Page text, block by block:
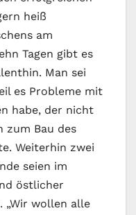
heiß
am
Tagen gibt es
Man sei
es Probleme mit
habe, der nicht
zum Bau des
Weiterhin zwei
seien im
östlicher
„Wir wollen alle